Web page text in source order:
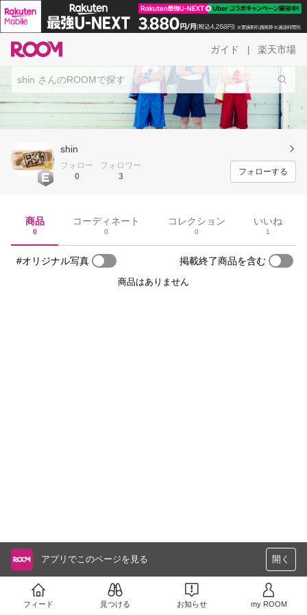
ガイド 楽天市場
shin
フォロー
0
フォロワー
3
フォローする
商品
0
コーディネート
0
コレクション
0
いいね
1
#オリジナル写真 掲載終了商品を含む
商品はありません
アプリでこのページを見る 開く
フィード 見つける お知らせ my ROOM